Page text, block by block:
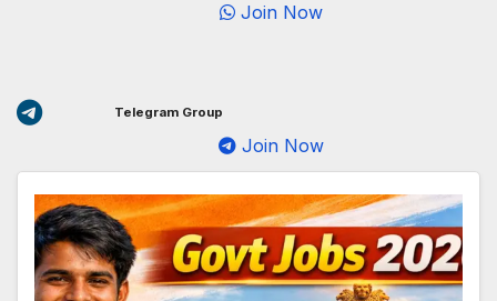
Join Now
Telegram Group
Join Now